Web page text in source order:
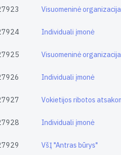
Visuomeninė
Individuali įmonė
Visuomeninė
Individuali įmonė
Vokietijos ribotos
Individuali įmonė
VšĮ "Antras būrys"